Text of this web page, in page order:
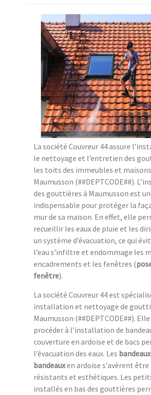
La société Couvreur 44 assure
le nettoyage et l’entretien des
les toits des immeubles et
Maumusson (##DEPTCODE##).
des gouttières à Maumusson est
indispensable pour protéger la
mur de sa maison. En effet, elle
recueillir les eaux de pluie et les
un système d’évacuation, ce qui
l’eau s’infiltre et endommage les
encadrements et les fenêtres (
fenêtre).
La société Couvreur 44 est
installation et nettoyage de
Maumusson (##DEPTCODE##).
procéder à l’installation de
couverture en ardoise et de bacs
l’évacuation des eaux. Les bandeaux
bandeauxen ardoise s'avèrent être
résistants et esthétiques. Les
installés en bas des gouttières